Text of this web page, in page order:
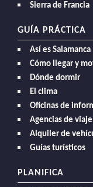
Sierra de Francia
GUÍA PRÁCTICA
Así es Salamanca
Cómo llegar y
Dónde dormir
El clima
Oficinas de
Agencias de viaje
Alquiler de
Guías turísticos
PLANIFICA